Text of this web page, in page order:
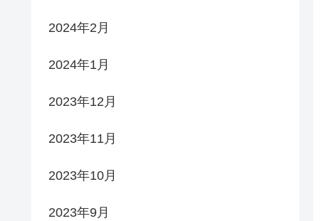
2024年2月
2024年1月
2023年12月
2023年11月
2023年10月
2023年9月